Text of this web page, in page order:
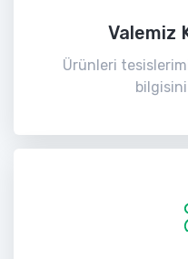
Valemiz
Ürünleri